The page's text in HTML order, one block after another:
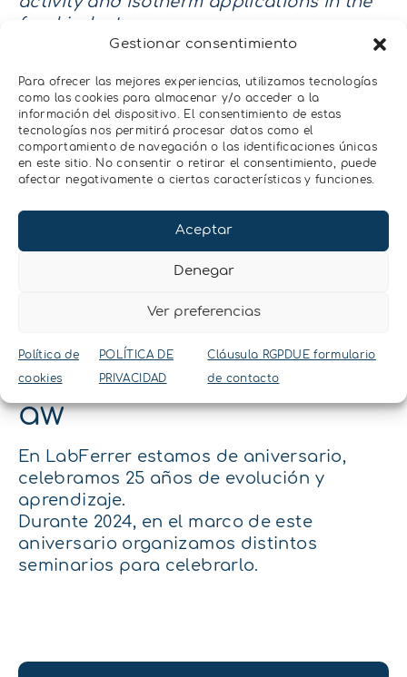
Gestionar consentimiento
Para ofrecer las mejores experiencias, utilizamos tecnologías
como las cookies para almacenar y/o acceder a la
información del dispositivo. El consentimiento de estas
tecnologías nos permitirá procesar datos como el
comportamiento de navegación o las identificaciones únicas
en este sitio. No consentir o retirar el consentimiento, puede
afectar negativamente a ciertas características y funciones.
Aceptar
Denegar
Ver preferencias
Política de
cookies
POLÍTICA DE
PRIVACIDAD
Cláusula RGPDUE formulario
de contacto
food industry.
aw applications in pet food industry
aw applications in bakery industry
(bread, cakes, biscuits ..)
Información adicional
el aforo de la sala
El seminario es eninglés,
momentos puntuales
La inscripción es para cada sesión
25 años midiendo
aw
En LabFerrer estamos de aniversario,
celebramos 25 años de evolución y
aprendizaje.
Durante 2024, en el marco de este
aniversario organizamos distintos
seminarios para celebrarlo.